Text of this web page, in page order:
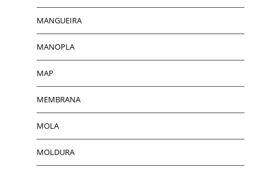
MANGUEIRA
MANOPLA
MAP
MEMBRANA
MOLA
MOLDURA